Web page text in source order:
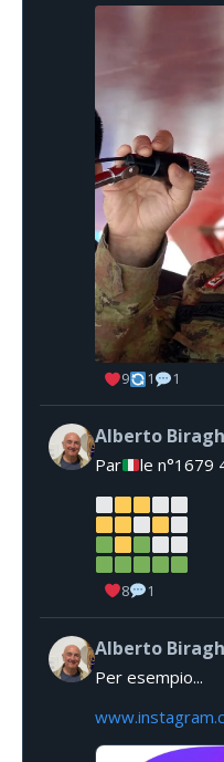
9 1 1
Alberto
Par le n°1679
8 1
Alberto
Per esempio...